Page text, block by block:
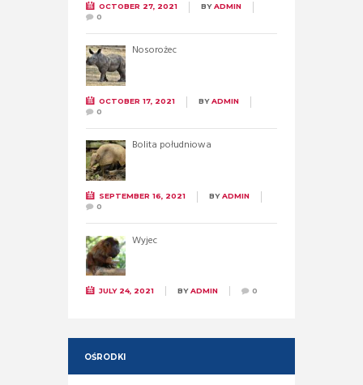
OCTOBER 27, 2021 BYADMIN
0
Nosorożec
OCTOBER 17, 2021 BYADMIN
0
Bolita południowa
SEPTEMBER 16, 2021 BYADMIN
0
Wyjec
JULY 24, 2021 BYADMIN 0
OŚRODKI